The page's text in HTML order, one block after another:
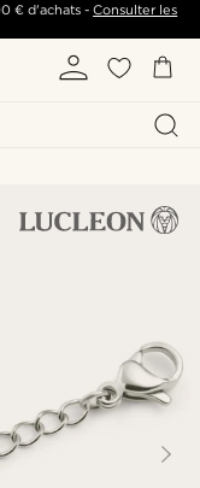
€d'achats -Consulter les